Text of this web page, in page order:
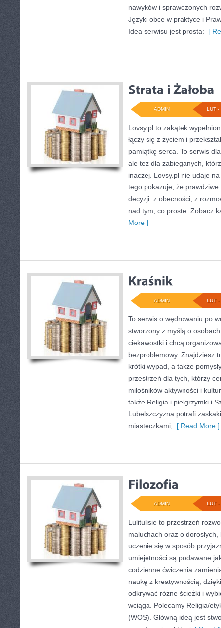
nawyków i sprawdzonych
Języki obce w praktyce i
Idea serwisu jest prosta: [
LUT -
ADMIN
Lovsy.pl to zakątek
łączy się z życiem i
pamiątkę serca. To serwis
ale też dla zabieganych,
inaczej. Lovsy.pl nie udaje
tego pokazuje, że prawdziwe
decyzji: z obecności, z
nad tym, co proste. Zobacz
More ]
LUT -
ADMIN
To serwis o wędrowaniu po
stworzony z myślą o
ciekawostki i chcą
bezproblemowy. Znajdziesz
krótki wypad, a także
przestrzeń dla tych, którzy
miłośników aktywności i
także Religia i pielgrzymki i
Lubelszczyzna potrafi
miasteczkami,
[ Read More ]
LUT -
ADMIN
Lulitulisie to przestrzeń
maluchach oraz o
uczenie się w sposób
umiejętności są podawane
codzienne ćwiczenia
naukę z kreatywnością,
odkrywać różne ścieżki i
wciąga. Polecamy Religia/
(WOS). Główną ideą jest